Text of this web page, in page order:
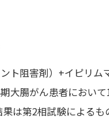
ト阻害剤）+イピリ
大腸がん患者におい
は第2相試験による